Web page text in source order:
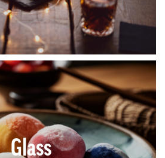
Glass